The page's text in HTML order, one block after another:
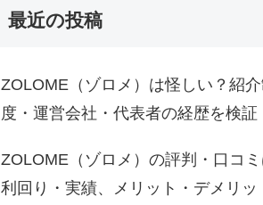
最近の投稿
ZOLOME（ゾロメ）は怪しい？紹介
度・運営会社・代表者の経歴を検証
ZOLOME（ゾロメ）の評判・口コミ
利回り・実績、メリット・デメリッ